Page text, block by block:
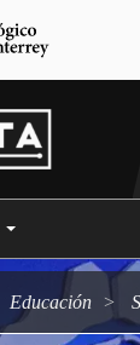
Educación